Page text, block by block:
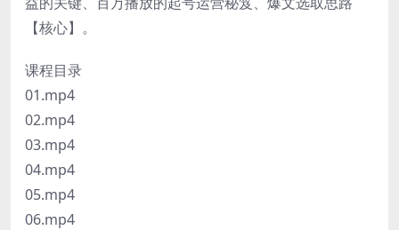
【核心】。
课程目录
01.mp4
02.mp4
03.mp4
04.mp4
05.mp4
06.mp4